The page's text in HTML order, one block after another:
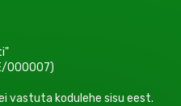
000007)
vastuta kodulehe sisu eest.